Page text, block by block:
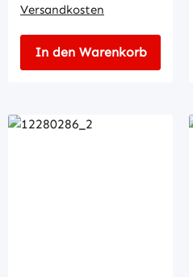
Versandkosten
In den Warenkorb